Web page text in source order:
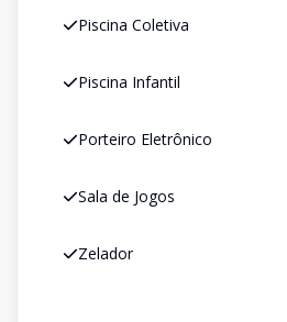
Piscina Coletiva
Piscina Infantil
Porteiro Eletrônico
Sala de Jogos
Zelador